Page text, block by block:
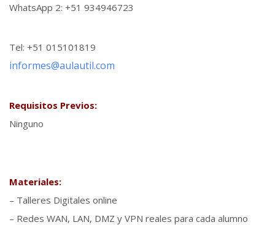
WhatsApp 2: +51 934946723
Tel: +51 015101819
informes@aulautil.com
Requisitos Previos:
Ninguno
Materiales:
– Talleres Digitales online
– Redes WAN, LAN, DMZ y VPN reales para cada alumno